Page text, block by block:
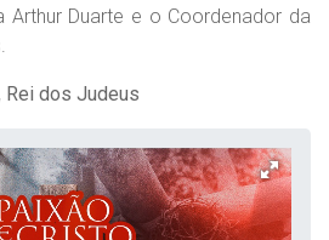
Arthur Duarte e o Coordenador da
Rei dos Judeus